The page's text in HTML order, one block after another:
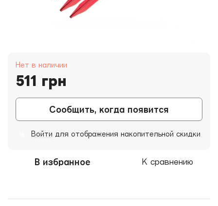
Нет в наличии
511 грн
Сообщить, когда появится
Войти для отображения накопительной скидки
В избранное К сравнению